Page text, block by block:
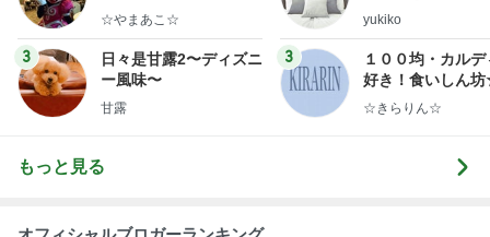
☆やまあこ☆
3
日々是甘露2〜ディズニ
ー風味〜
甘露
ep Life Simple◆
ンテリアのきろく
yukiko
3
１００均・カルデ
好き！食いしん
らりん☆のブログ
☆きらりん☆
もっと見る